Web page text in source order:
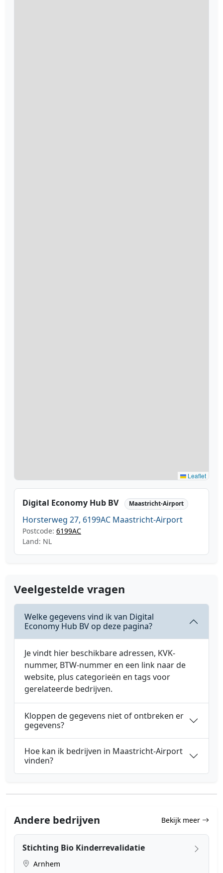
Leaflet
Digital Economy Hub BV Maastricht-Airport
Horsterweg 27, 6199AC Maastricht-Airport
Postcode: 6199AC
Land: NL
Veelgestelde vragen
Welke gegevens vind ik van Digital
Economy Hub BV op deze pagina?
Je vindt hier beschikbare adressen, KVK-
nummer, BTW-nummer en een link naar de
website, plus categorieën en tags voor
gerelateerde bedrijven.
Kloppen de gegevens niet of ontbreken er
gegevens?
Hoe kan ik bedrijven in Maastricht-Airport
vinden?
Andere bedrijven Bekijk meer
Stichting Bio Kinderrevalidatie
Arnhem